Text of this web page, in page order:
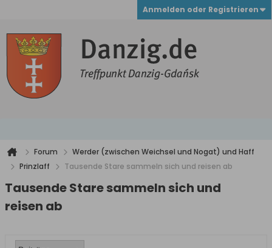
Anmelden oder Registrieren
Forum
Werder (zwischen Weichsel und Nogat) und Haff
Prinzlaff
Tausende Stare sammeln sich und reisen ab
Tausende Stare sammeln sich und
reisen ab